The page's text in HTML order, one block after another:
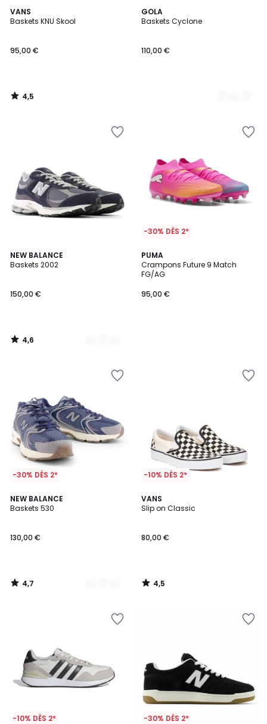
VANS
Baskets KNU Skool
95,00 €
4,5
/ 5
4,5
/
GOLA
Baskets Cyclone
110,00 €
2
Couleurs
NEW BALANCE
Baskets 2002
150,00 €
4,6
/ 5
3
Couleurs
4,6
/
-30% DÈS 2*
PUMA
Crampons Future 9 Match
FG/AG
95,00 €
-30% DÈS 2*
NEW BALANCE
Baskets 530
130,00 €
4,7
/ 5
3
Couleurs
4,7
/
-10% DÈS 2*
VANS
Slip on Classic
80,00 €
4,5
/ 5
4,5
/
-10% DÈS 2* -30% DÈS 2*